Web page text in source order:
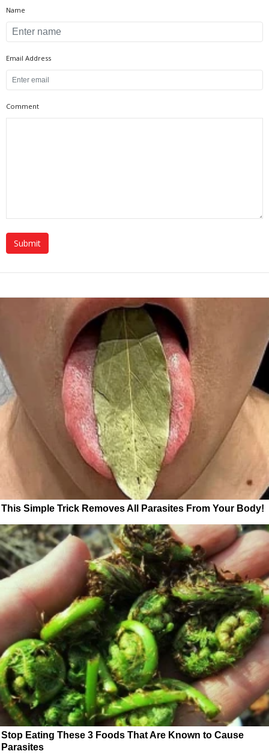
Name
Email Address
Comment
This Simple Trick Removes All Parasites From Your Body!
Stop Eating These 3 Foods That Are Known to Cause
Parasites